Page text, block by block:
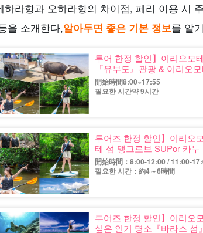
하라항과 오하라항의 차이점, 페리 이용 시
을 소개한다,알아두면 좋은 기본 정보를 알
투어 한정 할인】이리오모
『유부도』관광 & 이리오
開始時間8:00~17:55
필요한 시간약 9시간
투어즈 한정 할인】이리오
테 섬 맹그로브 SUPor 카
開始時間：8:00-12:00 / 11:00-
필요한 시간：約4～6時間
투어즈 한정 할인】이리오
싶은 인기 명소『바라스